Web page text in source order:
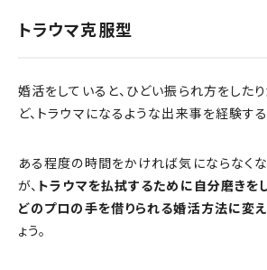
トラウマ克服型
婚活をしていると、ひどい振られ方をした
ど、トラウマになるような出来事を経験する
ある程度の時間をかければ気にならなく
が、 トラウマを払拭するために自分磨きを
どのプロの手を借りられる婚活方法に変
ょう。